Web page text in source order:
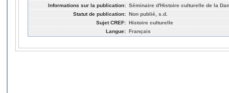
Informations sur la publication: Séminaire d'Histoire culturelle de la
Statut de publication: Non publié, s.d.
Sujet CREF: Histoire culturelle
Langue: Français